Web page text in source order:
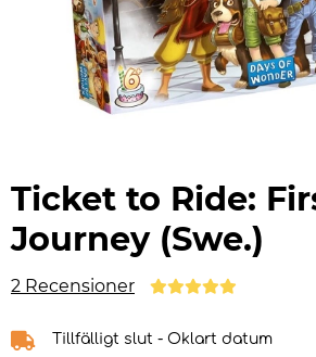
Ticket to Ride:
Journey (Swe.)
2 Recensioner
Tillfälligt slut - Oklart datum